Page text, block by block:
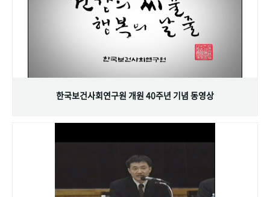
한국보건사회연구원 개원 40주년 기념 동영상